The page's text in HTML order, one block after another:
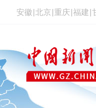
安徽 北京 重庆 福建